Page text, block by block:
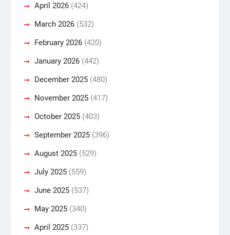
April 2026(424)
March 2026(532)
February 2026(420)
January 2026(442)
December 2025(480)
November 2025(417)
October 2025(403)
September 2025(396)
August 2025(529)
July 2025(559)
June 2025(537)
May 2025(340)
April 2025(337)